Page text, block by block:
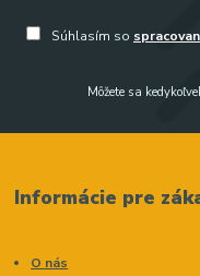
Súhlasím so
Môžete sa
Informácie pre
O nás